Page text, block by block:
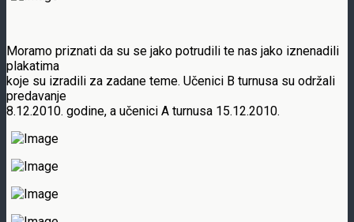
Moramo priznati da su se jako potrudili te nas jako iznenadili
plakatima
koje su izradili za zadane teme. Učenici B turnusa su održali
predavanje
8.12.2010. godine, a učenici A turnusa 15.12.2010.